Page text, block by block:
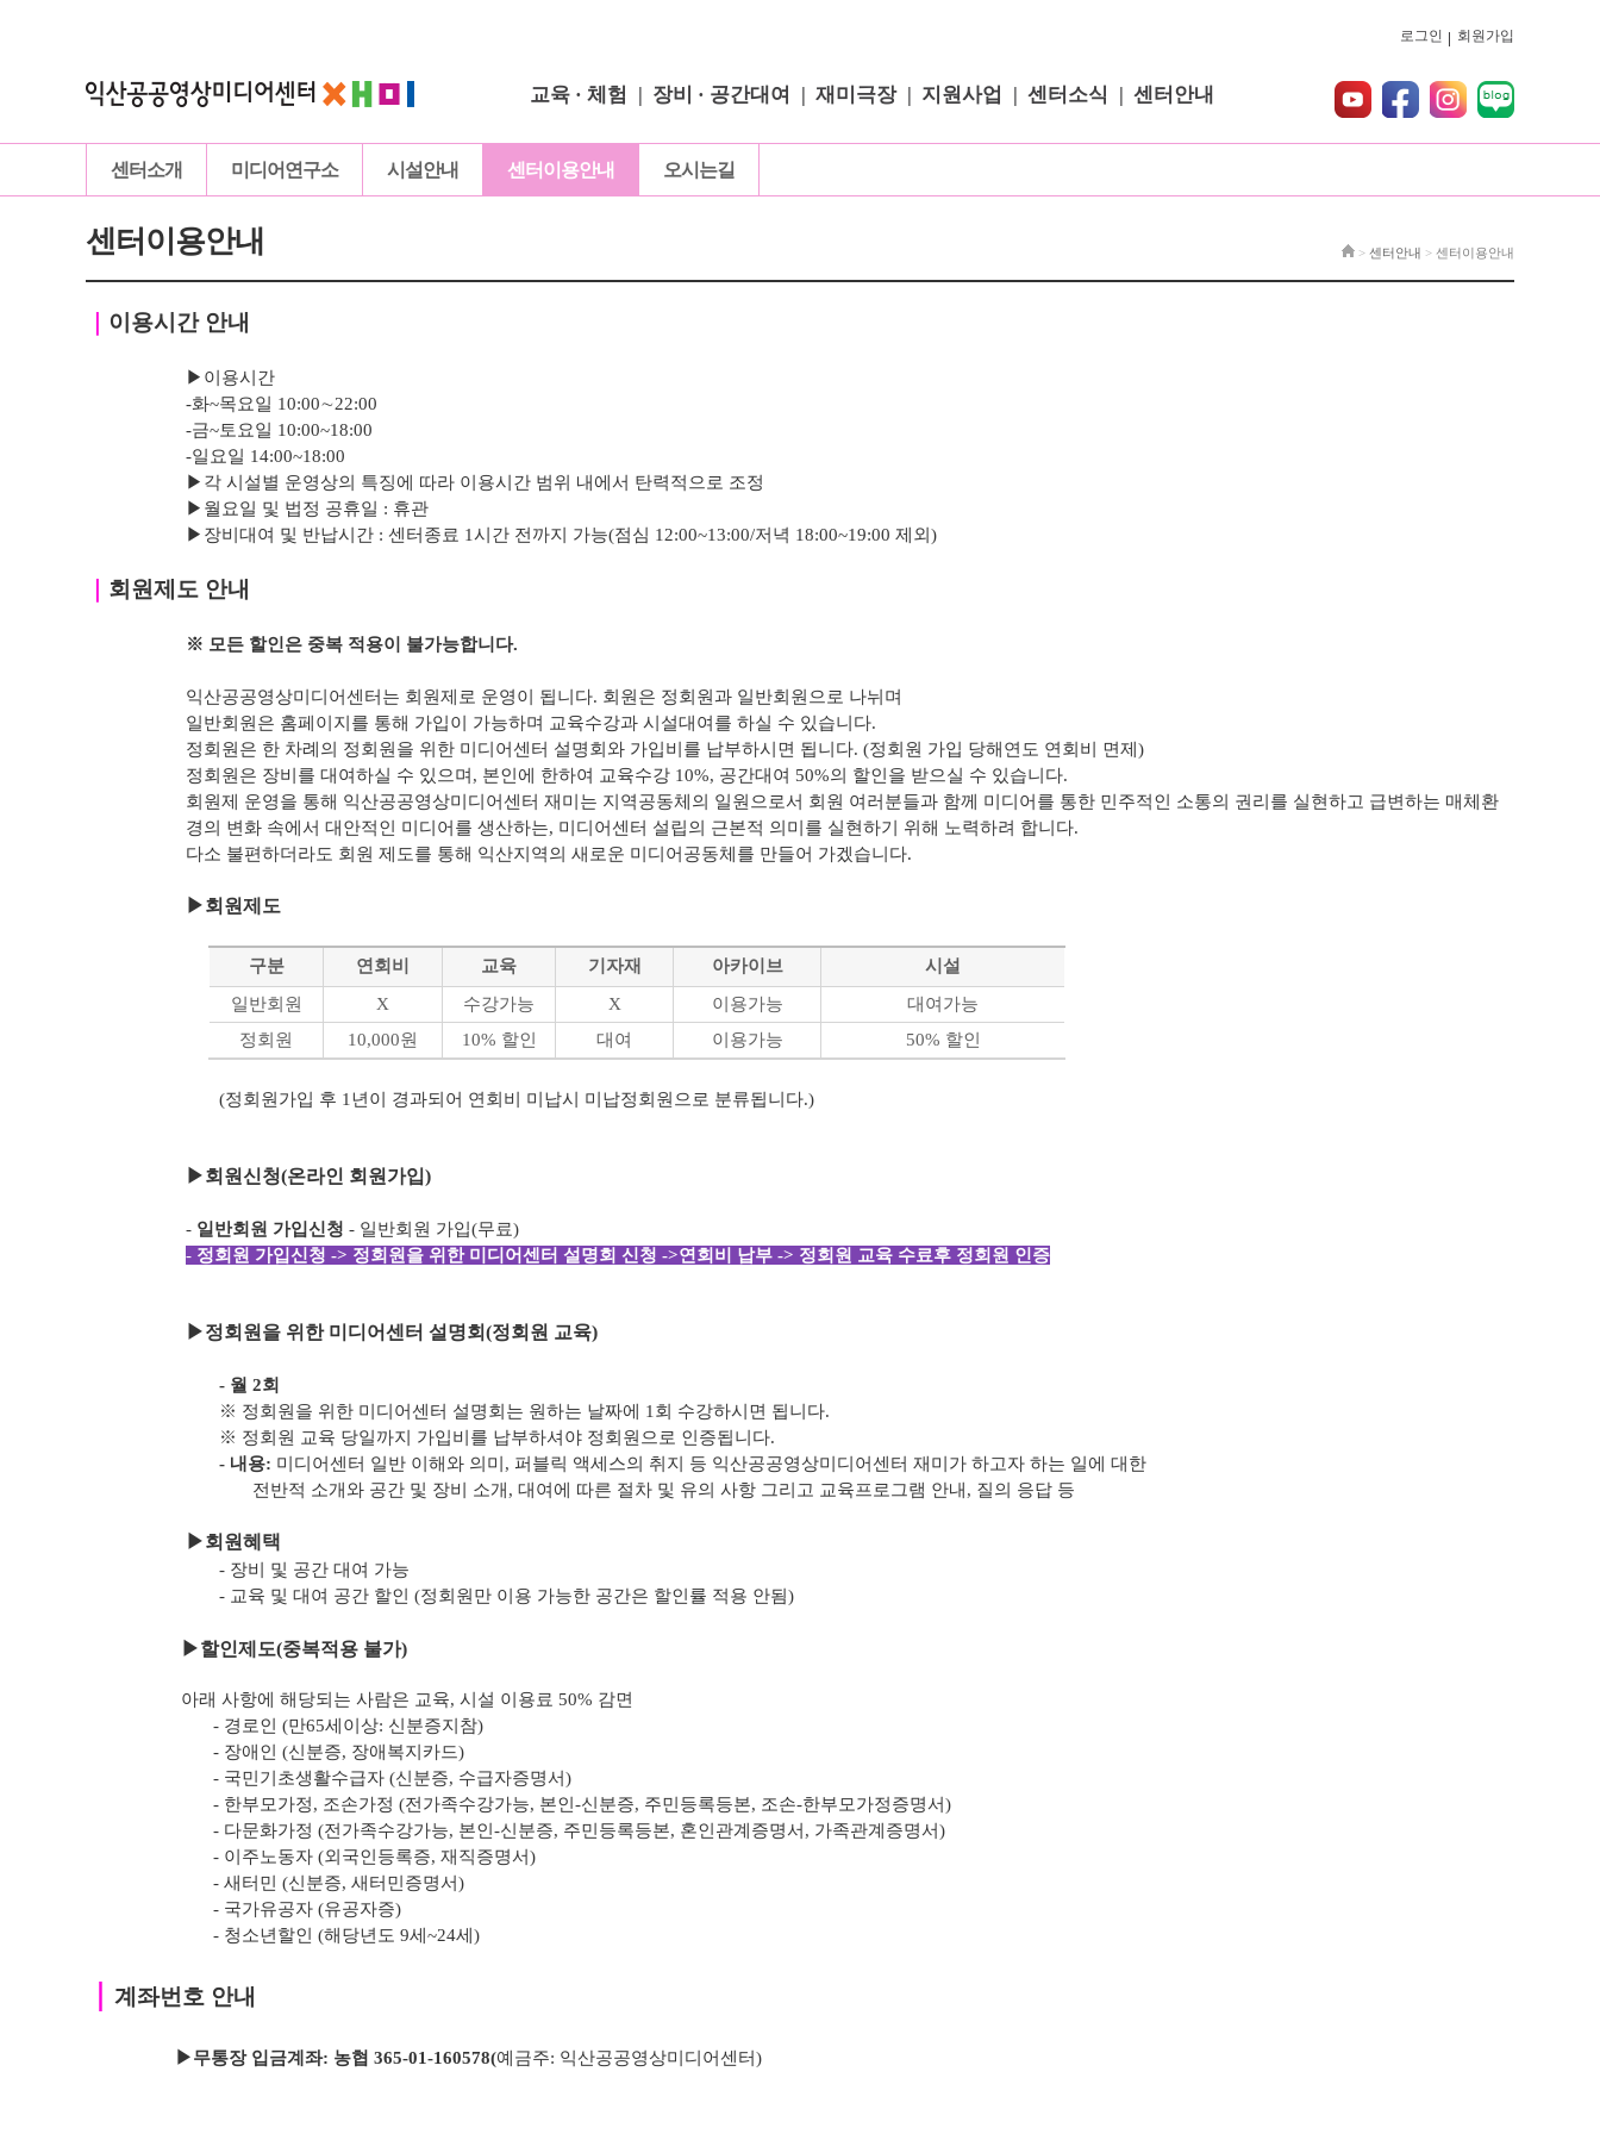
로그인 회원가입
교육 · 체험 장비 · 공간대여 재미극장 지원사업 센터소식 센터안내
센터소개 미디어연구소 시설안내 센터이용안내 오시는길
센터이용안내 > 센터안내 > 센터이용안내
이용시간 안내
▶이용시간
-화~목요일 10:00∼22:00
-금~토요일 10:00~18:00
-일요일 14:00~18:00
▶ 각 시설별 운영상의 특징에 따라 이용시간 범위 내에서 탄력적으로 조정
▶ 월요일 및 법정 공휴일 : 휴관
▶ 장비대여 및 반납시간 : 센터종료 1시간 전까지 가능(점심 12:00~13:00/저녁 18:00~19:00 제외)
회원제도 안내
※ 모든 할인은 중복 적용이 불가능합니다.
익산공공영상미디어센터는 회원제로 운영이 됩니다. 회원은 정회원과 일반회원으로 나뉘며
일반회원은 홈페이지를 통해 가입이 가능하며 교육수강과 시설대여를 하실 수 있습니다.
정회원은 한 차례의 정회원을 위한 미디어센터 설명회와 가입비를 납부하시면 됩니다. (정회원 가입 당해연도 연회비 면제)
정회원은 장비를 대여하실 수 있으며, 본인에 한하여 교육수강 10%, 공간대여 50%의 할인을 받으실 수 있습니다.
회원제 운영을 통해 익산공공영상미디어센터 재미는 지역공동체의 일원으로서 회원 여러분들과 함께 미디어를 통한 민주적인 소통의 권리를 실현하고 급변하는 매체환
경의 변화 속에서 대안적인 미디어를 생산하는, 미디어센터 설립의 근본적 의미를 실현하기 위해 노력하려 합니다.
다소 불편하더라도 회원 제도를 통해 익산지역의 새로운 미디어공동체를 만들어 가겠습니다.
▶회원제도
구분 연회비 교육 기자재 아카이브
시설
일반회원
X 수강가능 X 이용가능
대여가능
정회원
10,000원 10% 할인 대여 이용가능 50% 할인
(정회원가입 후 1년이 경과되어 연회비 미납시 미납정회원으로 분류됩니다.)
▶회원신청(온라인 회원가입)
- 일반회원 가입신청 - 일반회원 가입(무료)
- 정회원 가입신청 -> 정회원을 위한 미디어센터 설명회 신청 ->연회비 납부 -> 정회원 교육 수료후 정회원 인증
▶정회원을 위한 미디어센터 설명회(정회원 교육)
- 월 2회
※ 정회원을 위한 미디어센터 설명회는 원하는 날짜에 1회 수강하시면 됩니다.
※ 정회원 교육 당일까지 가입비를 납부하셔야 정회원으로 인증됩니다.
- 내용: 미디어센터 일반 이해와 의미, 퍼블릭 액세스의 취지 등 익산공공영상미디어센터 재미가 하고자 하는 일에 대한
전반적 소개와 공간 및 장비 소개, 대여에 따른 절차 및 유의 사항 그리고 교육프로그램 안내, 질의 응답 등
▶회원혜택
- 장비 및 공간 대여 가능
- 교육 및 대여 공간 할인 (정회원만 이용 가능한 공간은 할인률 적용 안됨)
▶할인제도(중복적용 불가)
아래 사항에 해당되는 사람은 교육, 시설 이용료 50% 감면
- 경로인 (만65세이상: 신분증지참)
- 장애인 (신분증, 장애복지카드)
- 국민기초생활수급자 (신분증, 수급자증명서)
- 한부모가정, 조손가정 (전가족수강가능, 본인-신분증, 주민등록등본, 조손-한부모가정증명서)
- 다문화가정 (전가족수강가능, 본인-신분증, 주민등록등본, 혼인관계증명서, 가족관계증명서)
- 이주노동자 (외국인등록증, 재직증명서)
- 새터민 (신분증, 새터민증명서)
- 국가유공자 (유공자증)
- 청소년할인 (해당년도 9세~24세)
계좌번호 안내
▶무통장 입금계좌: 농협 365-01-160578(예금주: 익산공공영상미디어센터)